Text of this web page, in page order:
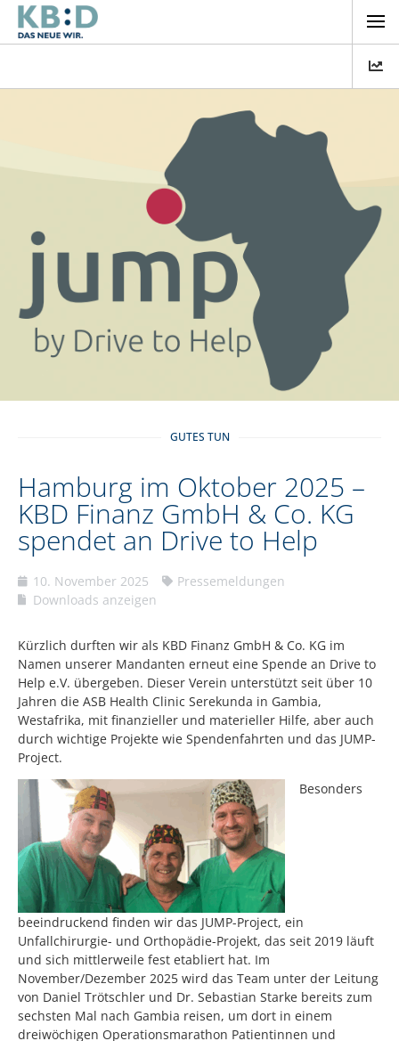
GUTES TUN
Hamburg im Oktober 2025 –
KBD Finanz GmbH & Co. KG
spendet an Drive to Help
10. November 2025
Pressemeldungen
Downloads anzeigen
Kürzlich durften wir als KBD Finanz GmbH & Co. KG im
Namen unserer Mandanten erneut eine Spende an Drive to
Help e.V. übergeben. Dieser Verein unterstützt seit über 10
Jahren die ASB Health Clinic Serekunda in Gambia,
Westafrika, mit finanzieller und materieller Hilfe, aber auch
durch wichtige Projekte wie Spendenfahrten und das JUMP-
Project.
Besonders
beeindruckend finden wir das JUMP-Project, ein
Unfallchirurgie- und Orthopädie-Projekt, das seit 2019 läuft
und sich mittlerweile fest etabliert hat. Im
November/Dezember 2025 wird das Team unter der Leitung
von Daniel Trötschler und Dr. Sebastian Starke bereits zum
sechsten Mal nach Gambia reisen, um dort in einem
dreiwöchigen Operationsmarathon Patientinnen und